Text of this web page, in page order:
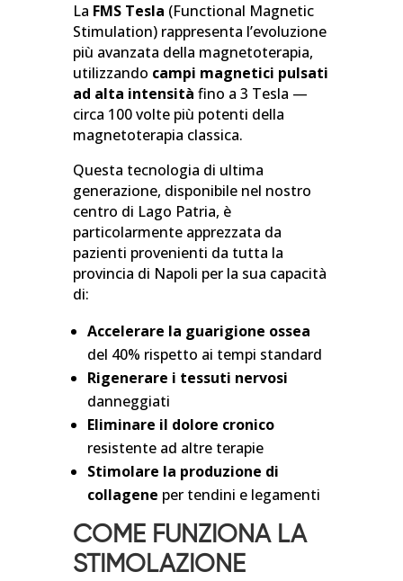
La FMS Tesla (Functional Magnetic
Stimulation) rappresenta l’evoluzione
più avanzata della magnetoterapia,
utilizzando campi magnetici pulsati
ad alta intensità fino a 3 Tesla —
circa 100 volte più potenti della
magnetoterapia classica.
Questa tecnologia di ultima
generazione, disponibile nel nostro
centro di Lago Patria, è
particolarmente apprezzata da
pazienti provenienti da tutta la
provincia di Napoli per la sua capacità
di:
Accelerare la guarigione ossea
del 40% rispetto ai tempi standard
Rigenerare i tessuti nervosi
danneggiati
Eliminare il dolore cronico
resistente ad altre terapie
Stimolare la produzione di
collagene per tendini e legamenti
COME FUNZIONA LA
STIMOLAZIONE